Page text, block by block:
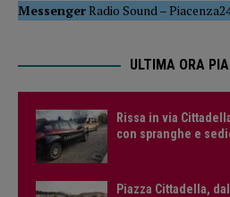
MessengerRadio Sound –
ULTIMA ORA
Rissa in via
con spranghe e
Piazza Cittadella,